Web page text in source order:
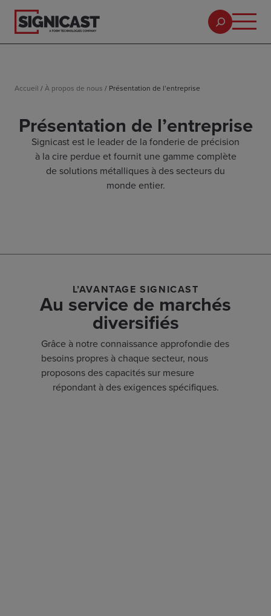
Accueil /À propos de nous / Présentation de l’entreprise
Présentation de l’entreprise
Signicast est le leader de la fonderie de précision
à la cire perdue et fournit une gamme complète
de solutions métalliques à des secteurs du
monde entier.
L’AVANTAGE SIGNICAST
Au service de marchés
diversifiés
Grâce à notre connaissance approfondie des
besoins propres à chaque secteur, nous
proposons des capacités sur mesure
répondant à des exigences spécifiques.